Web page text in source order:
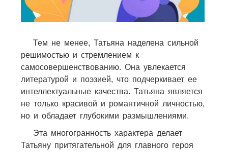
Тем не менее, Татьяна наделена сильной
решимостью и стремлением к
самосовершенствованию. Она увлекается
литературой и поэзией, что подчеркивает ее
интеллектуальные качества. Татьяна является
не только красивой и романтичной личностью,
но и обладает глубокими размышлениями.
Эта многогранность характера делает
Татьяну притягательной для главного героя